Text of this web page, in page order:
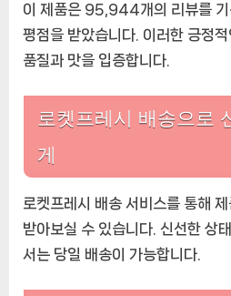
이 제품은 95,944개의 리뷰를
평점을 받았습니다. 이러한 긍정
품질과 맛을 입증합니다.
로켓프레시 배송으로
게
로켓프레시 배송 서비스를 통해
받아보실 수 있습니다. 신선한 상
서는 당일 배송이 가능합니다.